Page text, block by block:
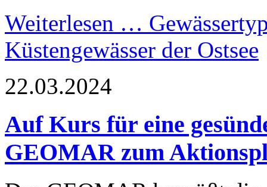
Weiterlesen …
Küstengewässer der Ostsee
22.03.2024
Auf Kurs für eine
GEOMAR zum